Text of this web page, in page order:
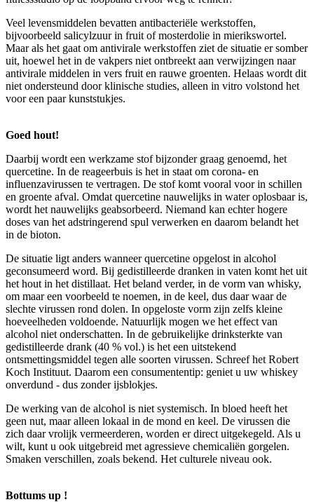
Veel levensmiddelen bevatten antibacteriële werkstoffen,
bijvoorbeeld salicylzuur in fruit of mosterdolie in mierikswortel.
Maar als het gaat om antivirale werkstoffen ziet de situatie er somber
uit, hoewel het in de vakpers niet ontbreekt aan verwijzingen naar
antivirale middelen in vers fruit en rauwe groenten. Helaas wordt dit
niet ondersteund door klinische studies, alleen in vitro volstond het
voor een paar kunststukjes.
Goed hout!
Daarbij wordt een werkzame stof bijzonder graag genoemd, het
quercetine. In de reageerbuis is het in staat om corona- en
influenzavirussen te vertragen. De stof komt vooral voor in schillen
en groente afval. Omdat quercetine nauwelijks in water oplosbaar is,
wordt het nauwelijks geabsorbeerd. Niemand kan echter hogere
doses van het adstringerend spul verwerken en daarom belandt het
in de bioton.
De situatie ligt anders wanneer quercetine opgelost in alcohol
geconsumeerd word. Bij gedistilleerde dranken in vaten komt het uit
het hout in het distillaat. Het beland verder, in de vorm van whisky,
om maar een voorbeeld te noemen, in de keel, dus daar waar de
slechte virussen rond dolen. In opgeloste vorm zijn zelfs kleine
hoeveelheden voldoende. Natuurlijk mogen we het effect van
alcohol niet onderschatten. In de gebruikelijke drinksterkte van
gedistilleerde drank (40 % vol.) is het een uitstekend
ontsmettingsmiddel tegen alle soorten virussen. Schreef het Robert
Koch Instituut. Daarom een consumententip: geniet u uw whiskey
onverdund - dus zonder ijsblokjes.
De werking van de alcohol is niet systemisch. In bloed heeft het
geen nut, maar alleen lokaal in de mond en keel. De virussen die
zich daar vrolijk vermeerderen, worden er direct uitgekegeld. Als u
wilt, kunt u ook uitgebreid met agressieve chemicaliën gorgelen.
Smaken verschillen, zoals bekend. Het culturele niveau ook.
Bottums up !